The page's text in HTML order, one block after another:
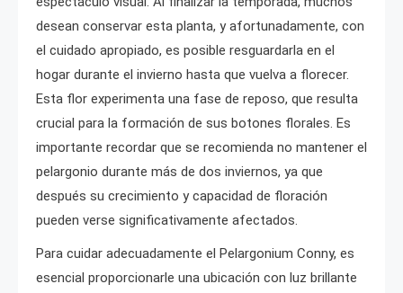
desean conservar esta planta, y afortunadamente, con
el cuidado apropiado, es posible resguardarla en el
hogar durante el invierno hasta que vuelva a florecer.
Esta flor experimenta una fase de reposo, que resulta
crucial para la formación de sus botones florales. Es
importante recordar que se recomienda no mantener el
pelargonio durante más de dos inviernos, ya que
después su crecimiento y capacidad de floración
pueden verse significativamente afectados.
Para cuidar adecuadamente el Pelargonium Conny, es
esencial proporcionarle una ubicación con luz brillante